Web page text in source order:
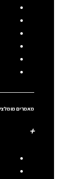
מאמרים מומלצים